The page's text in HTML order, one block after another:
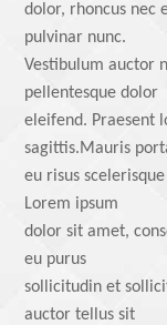
dolor, rhoncus nec
pulvinar nunc.
Vestibulum auctor
pellentesque dolor
eleifend. Praesent
sagittis.Mauris
eu risus
Lorem ipsum
dolor sit amet,
eu purus
sollicitudin et
auctor tellus sit